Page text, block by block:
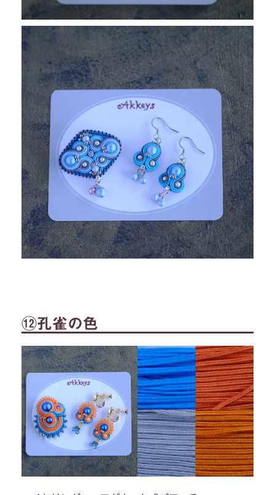
⑫孔雀の色